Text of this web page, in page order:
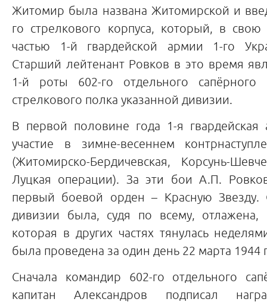
Житомир была названа Житомирской и
го стрелкового корпуса, который, в свою
частью 1-й гвардейской армии 1-го
Старший лейтенант Ровков в это время
1-й роты 602-го отдельного сапёрного
стрелкового полка указанной дивизии.
В первой половине года 1-я
участие в зимне-весеннем
(Житомирско-Бердичевская, Корсунь-
Луцкая операции). За эти бои А.П.
первый боевой орден – Красную Звезду.
дивизии была, судя по всему, отлажена,
которая в других частях тянулась
была проведена за один день 22 марта 1944
Сначала командир 602-го отдельного
капитан Александров подписал